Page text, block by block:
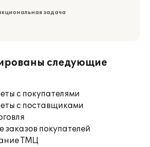
задача
следующие
с покупателями
с поставщиками
покупателей
ТМЦ